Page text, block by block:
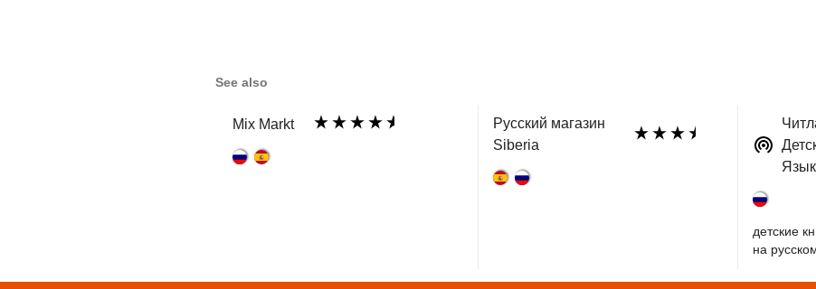
See also
Mix Markt
Русский магазин
Siberia
детские
на